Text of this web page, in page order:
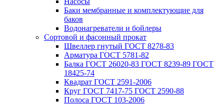
Баки мембранные и комплектующие для
баков
Водонагреватели и бойлеры
Сортовой и фасонный прокат
Швеллер гнутый ГОСТ 8278-83
Арматура ГОСТ 5781-82
Балка ГОСТ 26020-83 ГОСТ 8239-89 ГОСТ
18425-74
Квадрат ГОСТ 2591-2006
Круг ГОСТ 7417-75 ГОСТ 2590-88
Полоса ГОСТ 103-2006